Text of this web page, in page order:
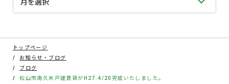
トップページ
お知らせ・ブログ
ブログ
松山市南久米戸建賃貸がH27.4/20完成いたしました。